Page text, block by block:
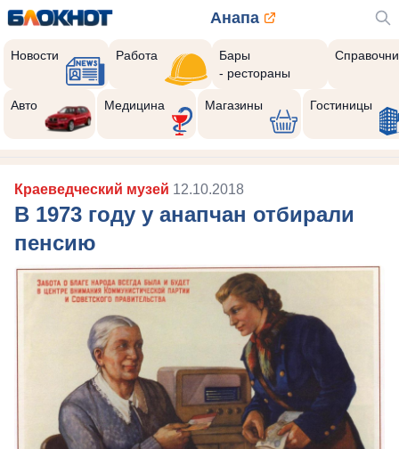
Анапа
Новости Работа
Бары
- рестораны
Авто Медицина Магазины Гостиницы
Краеведческий музей 12.10.2018
В 1973 году у анапчан отбирали
пенсию